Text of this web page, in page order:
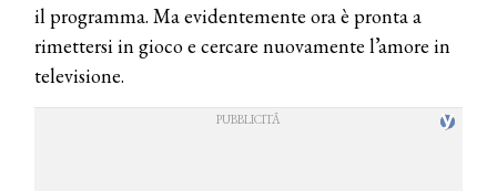
il programma. Ma evidentemente ora è pronta a
rimettersi in gioco e cercare nuovamente l’amore in
televisione.